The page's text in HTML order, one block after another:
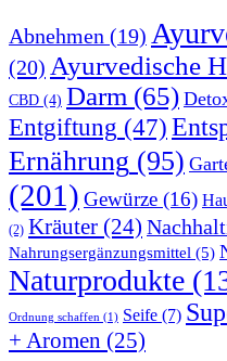
Abnehmen (19)
(20) Ayurvedische
CBD (4) Darm (65)
Entgiftung (47)
Ernährung (95)
(201) Gewürze (16)
(2) Kräuter (24)
Nahrungsergänzungsmittel (5)
Naturprodukte
Ordnung schaffen (1) Seife (7)
+ Aromen (25)